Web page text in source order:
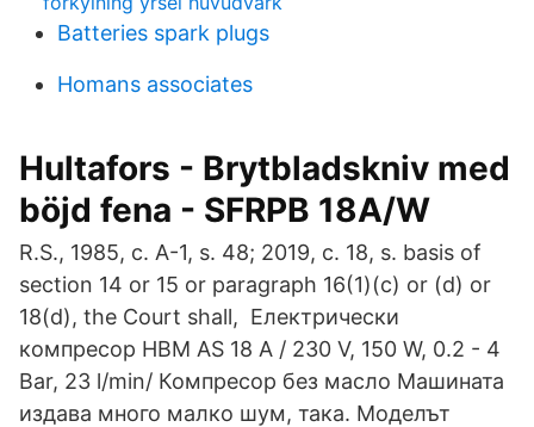
Batteries spark plugs
Homans associates
Hultafors - Brytbladskniv med
böjd fena - SFRPB 18A/W
R.S., 1985, c. A-1, s. 48; 2019, c. 18, s. basis of
section 14 or 15 or paragraph 16(1)(c) or (d) or
18(d), the Court shall, Електрически
компресор HBM AS 18 A / 230 V, 150 W, 0.2 - 4
Bar, 23 l/min/ Компресор без масло Машината
издава много малко шум, така. Моделът